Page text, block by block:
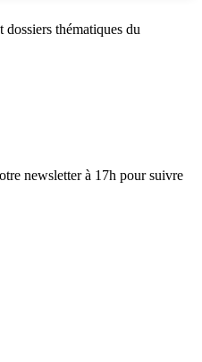
thématiques du
newsletter à 17h pour suivre